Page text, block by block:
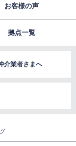
お客様の声
拠点一覧
介業者さまへ